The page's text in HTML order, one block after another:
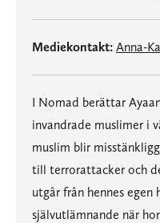
Mediekontakt: Anna-
I Nomad berättar
invandrade muslimer i
muslim blir
till terrorattacker och
utgår från hennes
självutlämnande när